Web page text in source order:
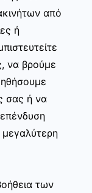
από
ή
να βρούμε
σας ή να
των